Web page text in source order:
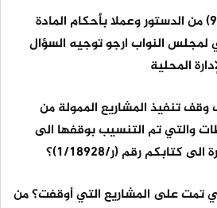
استنادا لأحكام المادة (96) من الدستور وعملا بأحكام المادة
لمجلس النواب ارجو توجيه السؤال
المحلية
وقف تنفيذ المشاريع الممولة من
والتي تم التنسيب بوقفها الى
كتابكم رقم (ر/1/18928)؟
تمت على المشاريع التي أوقفت؟ من